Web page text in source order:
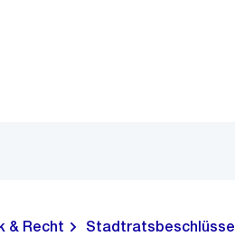
& Recht Stadtratsbeschlüsse